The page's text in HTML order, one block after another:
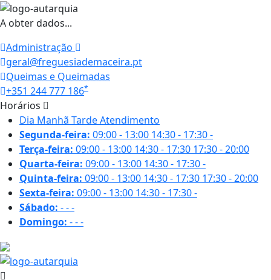
A obter dados...
Administração
geral@freguesiademaceira.pt
Queimas e Queimadas
+351 244 777 186*
Horários
Dia Manhã TardeAtendimento
Segunda-feira: 09:00 - 13:00 14:30 - 17:30-
Terça-feira: 09:00 - 13:00 14:30 - 17:30 17:30 - 20:00
Quarta-feira: 09:00 - 13:00 14:30 - 17:30-
Quinta-feira: 09:00 - 13:00 14:30 - 17:30 17:30 - 20:00
Sexta-feira: 09:00 - 13:00 14:30 - 17:30-
Sábado: ---
Domingo: ---